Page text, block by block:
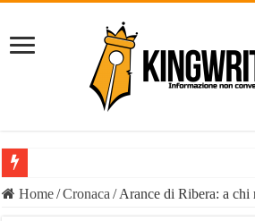
Il Diavolo: chi è davvero il fenomeno
Home/Cronaca / Arance di Ribera: a chi